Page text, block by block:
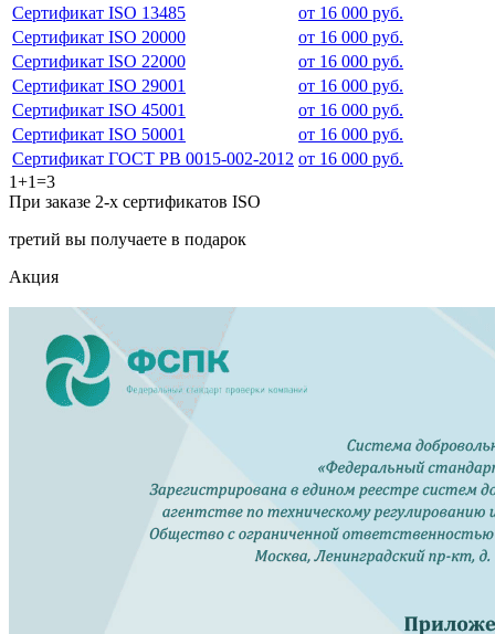
Сертификат ISO 13485
от 16 000 руб.
Сертификат ISO 20000
от 16 000 руб.
Сертификат ISO 22000
от 16 000 руб.
Сертификат ISO 29001
от 16 000 руб.
Сертификат ISO 45001
от 16 000 руб.
Сертификат ISO 50001
от 16 000 руб.
Сертификат ГОСТ РВ 0015-002-2012 от 16 000 руб.
1+1=3
При заказе 2-х сертификатов ISO
третий вы получаете в подарок
Акция